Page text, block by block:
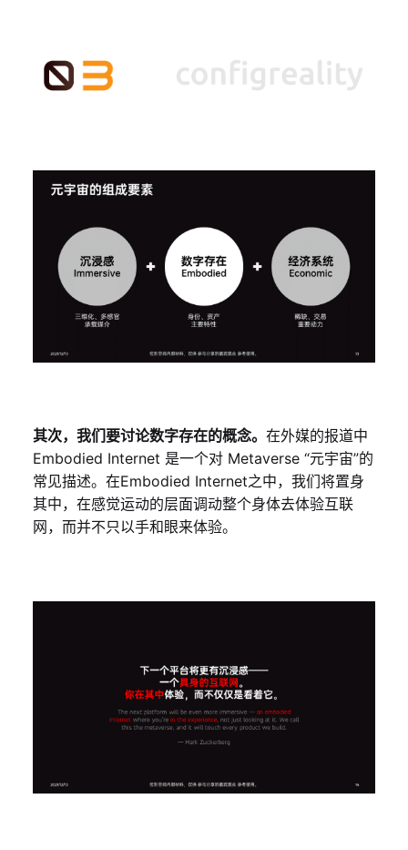
其次，我们要讨论数字存在的概念。 在外媒的报道中
Embodied Internet 是一个对 Metaverse “元宇宙”的
常见描述。在Embodied Internet之中，我们将置身
其中，在感觉运动的层面调动整个身体去体验互联
网，而并不只以手和眼来体验。